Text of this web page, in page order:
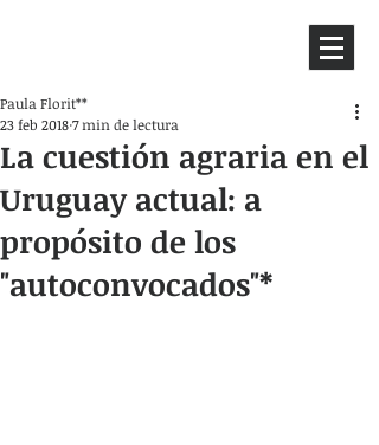
La cuestión agraria en el
Uruguay actual: a
propósito de los
"autoconvocados"*
Paula Florit**
23 feb 20187 min de lectura